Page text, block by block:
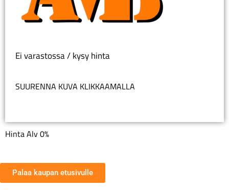
Ei varastossa / kysy hinta
SUURENNA KUVA KLIKKAAMALLA
Hinta Alv 0%
Palaa kaupan etusivulle